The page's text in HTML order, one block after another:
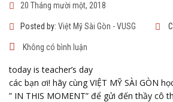
20 Tháng mười một, 2018
Posted by: Việt Mỹ Sài Gòn - VUSG
Không có bình luận
today is teacher’s day
các bạn ơi! hãy cùng VIỆT MỸ SÀI GÒN
” IN THIS MOMENT” để gửi đến thầy cô